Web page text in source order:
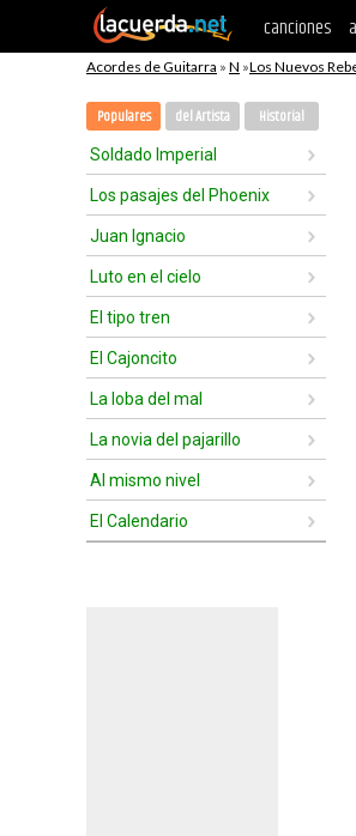
canciones
Acordes de Guitarra » N »Los Nuevos
Populares del Artista Historial
Soldado Imperial
Los pasajes del Phoenix
Juan Ignacio
Luto en el cielo
El tipo tren
El Cajoncito
La loba del mal
La novia del pajarillo
Al mismo nivel
El Calendario